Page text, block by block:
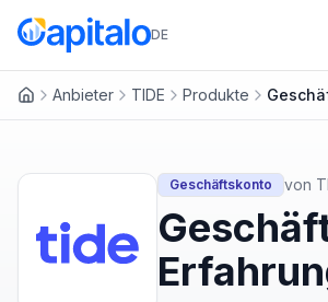
DE
Anbieter TIDE Produkte
Geschäftskonto von